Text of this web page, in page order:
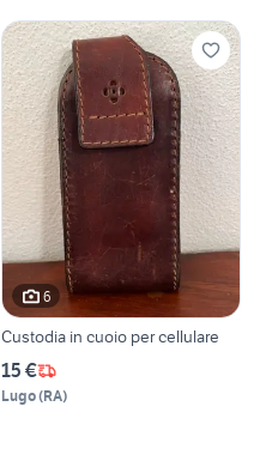
6
Custodia in cuoio per cellulare
15 €
Lugo(RA)